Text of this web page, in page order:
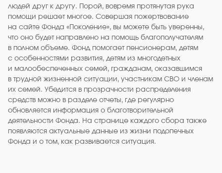
людей друг к другу. Порой, вовремя протянутая рука
помощи решает многое. Совершая пожертвование
на сайте Фонда «Поколение», вы можете быть уверенны,
что оно будет направлено на помощь благополучателям
в полном объеме. Фонд помогает пенсионерам, детям
с особенностями развития, детям из многодетных
и малообеспеченных семей, гражданам, оказавшимся
в трудной жизненной ситуации, участникам СВО и членам
их семей. Убедится в прозрачности распределения
средств можно в разделе отчеты, где регулярно
обновляется информация о благотворительной
деятельности Фонда. На странице каждого сбора также
появляются актуальные данные из жизни подопечных
Фонда и о том, как развивается ситуация.